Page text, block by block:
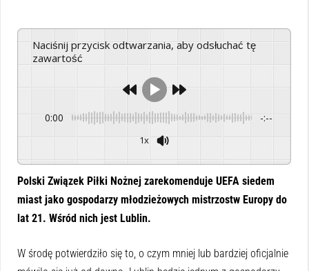
Naciśnij przycisk odtwarzania, aby odsłuchać tę
zawartość
0:00 -:--
1x
Polski Związek Piłki Nożnej zarekomenduje UEFA siedem
miast jako gospodarzy młodzieżowych mistrzostw Europy do
lat 21. Wśród nich jest Lublin.
W środę potwierdziło się to, o czym mniej lub bardziej oficjalnie